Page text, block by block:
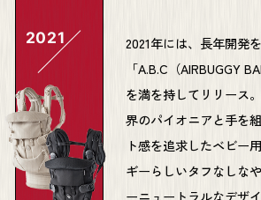
2021
2021年には、長年開発
「A.B.C（AIRBUGGY
を満を持してリリース
界のパイオニアと手を
ト感を追求したベビー
ギーらしいタフなしな
ーニュートラルなデザ